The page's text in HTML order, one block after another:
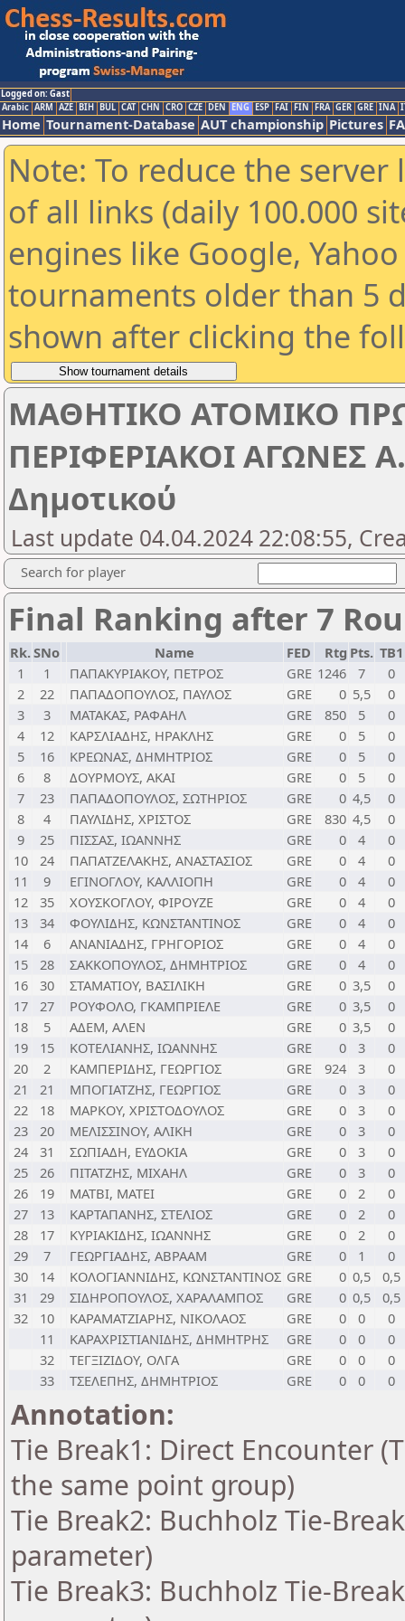
Logged on: Gast
Arabic ARM AZE BIH BUL CAT CHN CRO CZE DEN ENG ESP FAI FIN FRA GER GRE INA
Home Tournament-Database AUT championship Pictures
Note: To reduce the
of all links (daily 100.000
engines like Google,
tournaments older than 5
shown after clicking the
ΜΑΘΗΤΙΚΟ ΑΤΟΜΙΚΟ
ΠΕΡΙΦΕΡΙΑΚΟΙ ΑΓΩΝΕΣ
Δημοτικού
Last update 04.04.2024 22:08:55,
Search for player
Final Ranking after 7
Rk.SNo Name FED Rtg Pts.
1
1 ΠΑΠΑΚΥΡΙΑΚΟΥ, ΠΕΤΡΟΣ GRE 1246 7
0
2
22 ΠΑΠΑΔΟΠΟΥΛΟΣ, ΠΑΥΛΟΣ GRE 0 5,5
0
3
3 ΜΑΤΑΚΑΣ, ΡΑΦΑΗΛ GRE 850 5
0
4
12 ΚΑΡΣΛΙΑΔΗΣ, ΗΡΑΚΛΗΣ GRE 0 5
0
5
16 ΚΡΕΩΝΑΣ, ΔΗΜΗΤΡΙΟΣ GRE 0 5
0
6
8 ΔΟΥΡΜΟΥΣ, ΑΚΑΙ GRE 0 5
0
7
23 ΠΑΠΑΔΟΠΟΥΛΟΣ, ΣΩΤΗΡΙΟΣ GRE 0 4,5
0
8
4 ΠΑΥΛΙΔΗΣ, ΧΡΙΣΤΟΣ GRE 830 4,5
0
9
25 ΠΙΣΣΑΣ, ΙΩΑΝΝΗΣ GRE 0 4
0
10
24 ΠΑΠΑΤΖΕΛΑΚΗΣ, ΑΝΑΣΤΑΣΙΟΣ GRE 0 4
0
11
9 ΕΓΙΝΟΓΛΟΥ, ΚΑΛΛΙΟΠΗ GRE 0 4
0
12
35 ΧΟΥΣΚΟΓΛΟΥ, ΦΙΡΟΥΖΕ GRE 0 4
0
13
34 ΦΟΥΛΙΔΗΣ, ΚΩΝΣΤΑΝΤΙΝΟΣ GRE 0 4
0
14
6 ΑΝΑΝΙΑΔΗΣ, ΓΡΗΓΟΡΙΟΣ GRE 0 4
0
15
28 ΣΑΚΚΟΠΟΥΛΟΣ, ΔΗΜΗΤΡΙΟΣ GRE 0 4
0
16
30 ΣΤΑΜΑΤΙΟΥ, ΒΑΣΙΛΙΚΗ GRE 0 3,5
0
17
27 ΡΟΥΦΟΛΟ, ΓΚΑΜΠΡΙΕΛΕ GRE 0 3,5
0
18
5 ΑΔΕΜ, ΑΛΕΝ GRE 0 3,5
0
19
15 ΚΟΤΕΛΙΑΝΗΣ, ΙΩΑΝΝΗΣ GRE 0 3
0
20
2 ΚΑΜΠΕΡΙΔΗΣ, ΓΕΩΡΓΙΟΣ GRE 924 3
0
21
21 ΜΠΟΓΙΑΤΖΗΣ, ΓΕΩΡΓΙΟΣ GRE 0 3
0
22
18 ΜΑΡΚΟΥ, ΧΡΙΣΤΟΔΟΥΛΟΣ GRE 0 3
0
23
20 ΜΕΛΙΣΣΙΝΟΥ, ΑΛΙΚΗ GRE 0 3
0
24
31 ΣΩΠΙΑΔΗ, ΕΥΔΟΚΙΑ GRE 0 3
0
25
26 ΠΙΤΑΤΖΗΣ, ΜΙΧΑΗΛ GRE 0 3
0
26
19 ΜΑΤΒΙ, ΜΑΤΕΙ GRE 0 2
0
27
13 ΚΑΡΤΑΠΑΝΗΣ, ΣΤΕΛΙΟΣ GRE 0 2
0
28
17 ΚΥΡΙΑΚΙΔΗΣ, ΙΩΑΝΝΗΣ GRE 0 2
0
29
7 ΓΕΩΡΓΙΑΔΗΣ, ΑΒΡΑΑΜ GRE 0 1
0
30
14 ΚΟΛΟΓΙΑΝΝΙΔΗΣ, ΚΩΝΣΤΑΝΤΙΝΟΣ GRE 0 0,5
0,5
31
29 ΣΙΔΗΡΟΠΟΥΛΟΣ, ΧΑΡΑΛΑΜΠΟΣ GRE 0 0,5
0,5
32
10 ΚΑΡΑΜΑΤΖΙΑΡΗΣ, ΝΙΚΟΛΑΟΣ GRE 0 0
0
11
ΚΑΡΑΧΡΙΣΤΙΑΝΙΔΗΣ, ΔΗΜΗΤΡΗΣ GRE 0 0
0
32
ΤΕΓΞΙΖΙΔΟΥ, ΟΛΓΑ GRE 0 0
0
33
ΤΣΕΛΕΠΗΣ, ΔΗΜΗΤΡΙΟΣ GRE 0 0 0
Annotation:
Tie Break1: Direct Encounter
the same point group)
Tie Break2: Buchholz Tie-
parameter)
Tie Break3: Buchholz Tie-